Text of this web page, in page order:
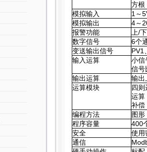
方根
模拟输入
1 ～
模拟输出
4～
报警功能
上/
数字信号
6个
变送输出信号
PV1
输入运算
小信
信号
输出运算
输出
运算模块
四则
运算
补偿
编程方法
图形
程序容量
400
安全
使用
通信